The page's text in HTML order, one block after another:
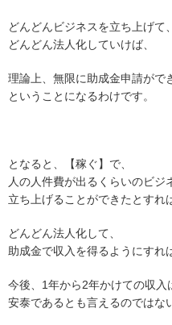
どんどんビジネスを立ち上げて、
どんどん法人化していけば、
理論上、無限に助成金申請がで
ということになるわけです。
となると、【稼ぐ】で、
人の人件費が出るくらいのビジ
立ち上げることができたとすれ
どんどん法人化して、
助成金で収入を得るようにすれ
今後、1年から2年かけての収入
安泰であるとも言えるのではな